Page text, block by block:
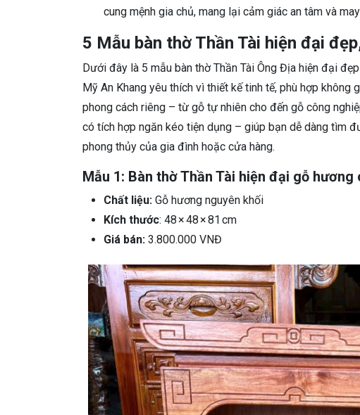
cung mệnh gia chủ, mang lại cảm giác an tâm và
5 Mẫu bàn thờ Thần Tài hiện đại
Dưới đây là 5 mẫu bàn thờ Thần Tài Ông Địa hiện đại
Mỹ An Khang yêu thích vì thiết kế tinh tế, phù hợp
phong cách riêng – từ gỗ tự nhiên cho đến gỗ công
có tích hợp ngăn kéo tiện dụng – giúp bạn dễ dàng tìm
phong thủy của gia đình hoặc cửa hàng.
Mẫu 1: Bàn thờ Thần Tài hiện đại gỗ
Chất liệu: Gỗ hương nguyên khối
Kích thước: 48 × 48 × 81 cm
Giá bán: 3.800.000 VNĐ